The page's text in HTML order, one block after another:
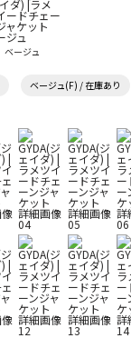
ベージュ
ベージュ(F) / 在庫あり